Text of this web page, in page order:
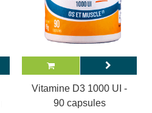
Vitamine D3 1000 UI -
90 capsules